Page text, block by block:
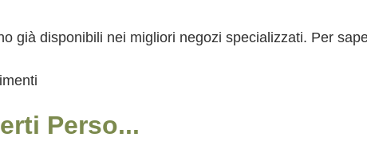
già disponibili nei migliori negozi specializzati. Per
Perso...